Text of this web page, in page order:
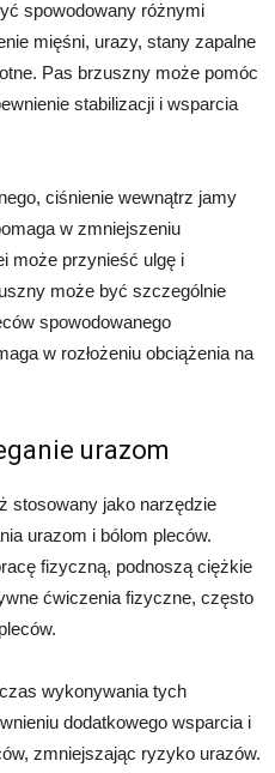
spowodowany różnymi
mięśni, urazy, stany zapalne
Pas brzuszny może pomóc
stabilizacji i wsparcia
ciśnienie wewnątrz jamy
w zmniejszeniu
może przynieść ulgę i
może być szczególnie
spowodowanego
w rozłożeniu obciążenia na
urazom
stosowany jako narzędzie
urazom i bólom pleców.
fizyczną, podnoszą ciężkie
ćwiczenia fizyczne, często
wykonywania tych
dodatkowego wsparcia i
zmniejszając ryzyko urazów.